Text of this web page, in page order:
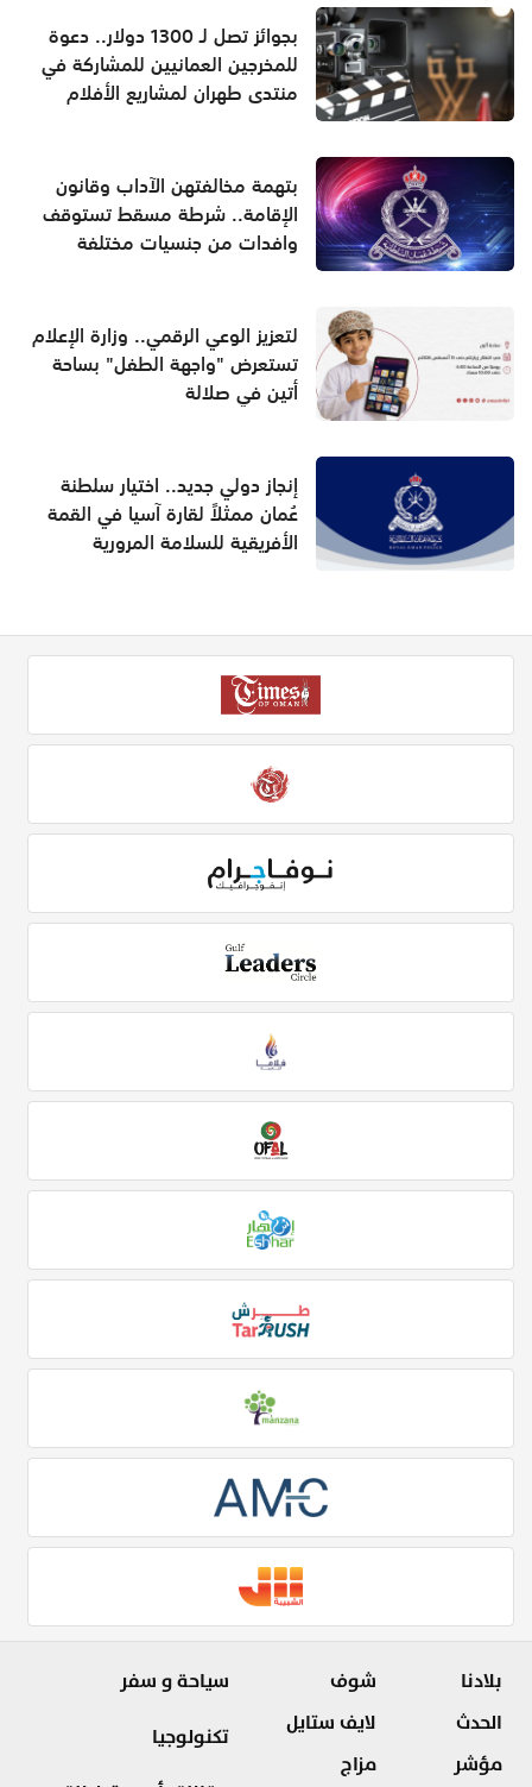
بجوائز تصل لـ 1300 دولار.. دعوة
للمخرجين العمانيين للمشاركة في
منتدى طهران لمشاريع الأفلام
بتهمة مخالفتهن الآداب وقانون
الإقامة.. شرطة مسقط تستوقف
وافدات من جنسيات مختلفة
لتعزيز الوعي الرقمي.. وزارة الإعلام
تستعرض "واجهة الطفل" بساحة
أتين في صلالة
إنجاز دولي جديد.. اختيار سلطنة
عُمان ممثلاً لقارة آسيا في القمة
الأفريقية للسلامة المرورية
بلادنا
الحدث
مؤشر
شوف
لايف ستايل
مزاج
سياحة و سفر
تكنولوجيا